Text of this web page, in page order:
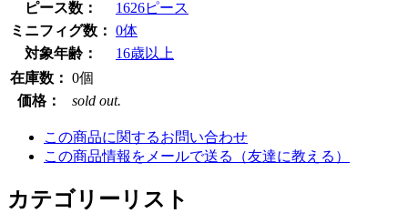
ピース数：
1626ピース
ミニフィグ数： 0体
対象年齢：
16歳以上
在庫数： 0個
価格：
sold out.
この商品に関するお問い合わせ
この商品情報をメールで送る（友達に教える）
カテゴリーリスト